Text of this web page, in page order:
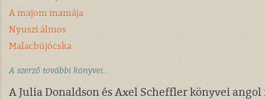
A majom mamája
Nyuszi álmos
Malacbújócska
A szerző további könyvei...
A Julia Donaldson és Axel Scheffler könyvei